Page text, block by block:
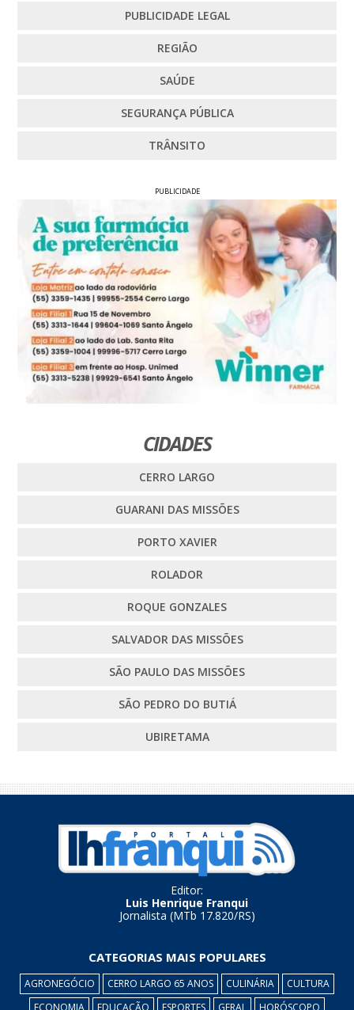
PUBLICIDADE LEGAL
REGIÃO
SAÚDE
SEGURANÇA PÚBLICA
TRÂNSITO
PUBLICIDADE
CIDADES
CERRO LARGO
GUARANI DAS MISSÕES
PORTO XAVIER
ROLADOR
ROQUE GONZALES
SALVADOR DAS MISSÕES
SÃO PAULO DAS MISSÕES
SÃO PEDRO DO BUTIÁ
UBIRETAMA
Editor:
Luis Henrique Franqui
Jornalista (MTb 17.820/RS)
CATEGORIAS MAIS POPULARES
AGRONEGÓCIO CERRO LARGO 65 ANOS CULINÁRIA
CULTURA
ECONOMIA
EDUCAÇÃO ESPORTES GERAL HORÓSCOPO